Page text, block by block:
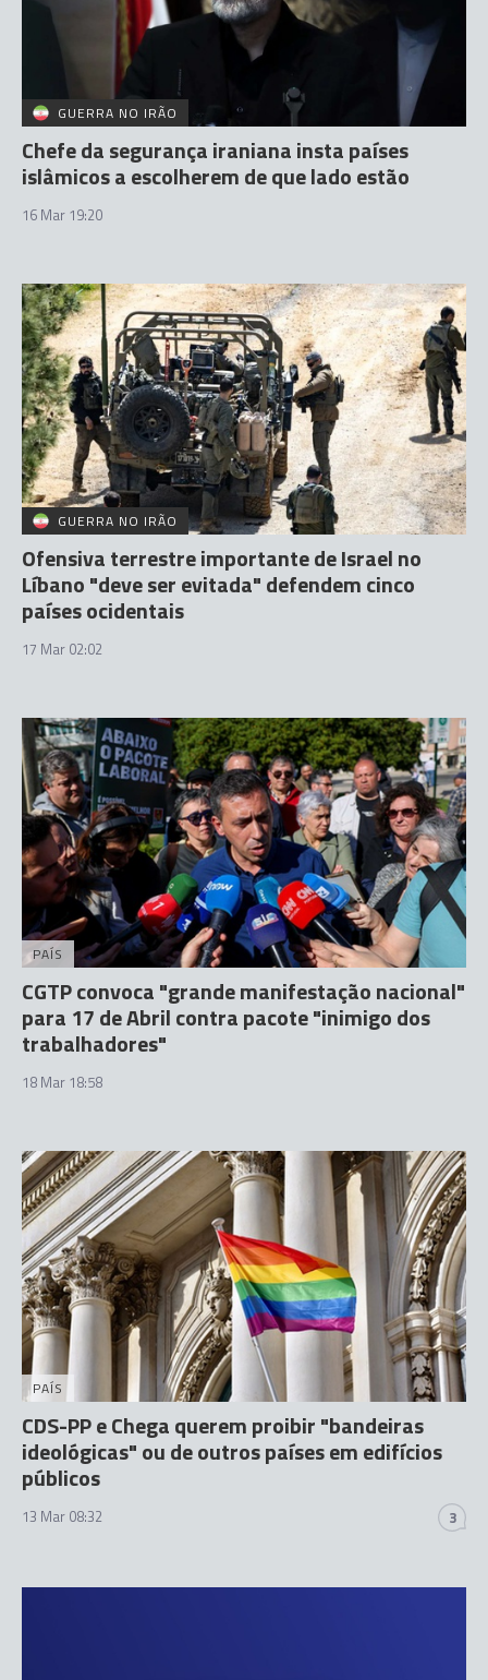
GUERRA NO IRÃO
Chefe da segurança iraniana insta países
islâmicos a escolherem de que lado estão
16 Mar 19:20
GUERRA NO IRÃO
Ofensiva terrestre importante de Israel no
Líbano "deve ser evitada" defendem cinco
países ocidentais
17 Mar 02:02
PAÍS
CGTP convoca "grande manifestação nacional"
para 17 de Abril contra pacote "inimigo dos
trabalhadores"
18 Mar 18:58
PAÍS
CDS-PP e Chega querem proibir "bandeiras
ideológicas" ou de outros países em edifícios
públicos
13 Mar 08:32 3